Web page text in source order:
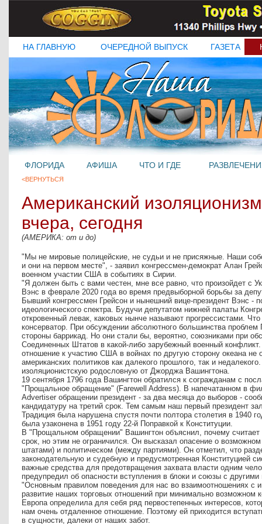
НА ГЛАВНУЮ ОЧЕРЕДНОЙ ВЫПУСК ГАЗЕТА
ФЛОРИДА АФИША ЧТО И ГДЕ
<ВЕРНУТЬСЯ
Американский
вчера, сегодня
(АМЕРИКА: от и до)
"Мы не мировые полицейские, не судьи и не присяжные. Наши
и они на первом месте", - заявил конгрессмен-демократ Алан
военном участии США в событиях в Сирии.
"Я должен быть с вами честен, мне все равно, что произойдет с
Вэнс в феврале 2020 года во время предвыборной борьбы за
Бывший конгрессмен Грейсон и нынешний вице-президент Вэнс -
идеологического спектра. Будучи депутатом нижней палаты
откровенный левак, каковых нынче называют прогрессистами.
консерватор. При обсуждении абсолютного большинства
стороны баррикад. Но они стали бы, вероятно, союзниками при
Соединенных Штатов в какой-либо зарубежный военный
отношение к участию США в войнах по другую сторону океана не
американских политиков как далекого прошлого, так и
изоляционистскую родословную от Джорджа Вашингтона.
19 сентября 1796 года Вашингтон обратился к согражданам с
"Прощальное обращение" (Farewell Address). В напечатанном в
Advertiser обращении президент - за два месяца до выборов -
кандидатуру на третий срок. Тем самым наш первый президент
Традиция была нарушена спустя почти полтора столетия в 1940
была узаконена в 1951 году 22-й Поправкой к Конституции.
В "Прощальном обращении" Вашингтон объяснил, почему считает
срок, но этим не ограничился. Он высказал опасение о
штатами) и политическом (между партиями). Он отметил, что
законодательную и судебную и предусмотренная Конституцией
важные средства для предотвращения захвата власти одним
предупредил об опасности вступления в блоки и союзы с другими
"Основным правилом поведения для нас во взаимоотношениях с
развитие наших торговых отношений при минимально возможном
Европа определила для себя ряд первостепенных интересов,
нам очень отдаленное отношение. Поэтому ей приходится
в сущности, далеки от наших забот.